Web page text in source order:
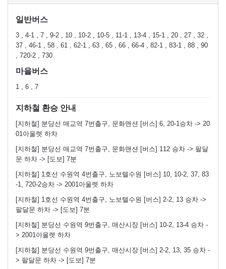
일반버스
3 , 4-1 , 7 , 9-2 , 10 , 10-2 , 10-5 , 11-1 , 13-4 , 15-1 , 20 , 27 , 32 ,
37 , 46-1 , 58 , 61 , 62-1 , 63 , 65 , 66 , 66-4 , 82-1 , 83-1 , 88 , 90
, 720-2 , 730
마을버스
1 , 6 , 7
지하철 환승 안내
[지하철] 분당선 매교역 7번출구, 문화맨션 [버스] 6, 20-1승차 -> 20
01아울렛 하차
[지하철] 분당선 매교역 7번출구, 문화맨션 [버스] 112 승차 -> 팔달
문 하차 -> [도보] 7분
[지하철] 1호선 수원역 4번출구, 노보텔수원 [버스] 10, 10-2, 37, 83
-1, 720-2승차 -> 2001아울렛 하차
[지하철] 1호선 수원역 4번출구, 노보텔수원 [버스] 2-2, 13 승차 ->
팔달문 하차 -> [도보] 7분
[지하철] 분당선 수원역 9번출구, 매산시장 [버스] 10-2, 13-4 승차 -
> 2001아울렛 하차
[지하철] 분당선 수원역 9번출구, 매산시장 [버스] 2-2, 13, 35 승차 -
> 팔달문 하차 -> [도보] 7분